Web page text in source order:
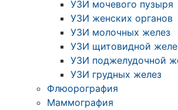
УЗИ мочевого пузыря
УЗИ женских органов
УЗИ молочных желез
УЗИ щитовидной
УЗИ поджелудочной
УЗИ грудных желез
Флюорография
Маммография